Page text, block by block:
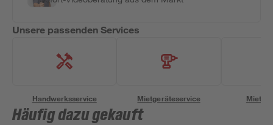
Unsere passenden Services
Handwerksservice Mietgeräteservice
Häufig dazu gekauft